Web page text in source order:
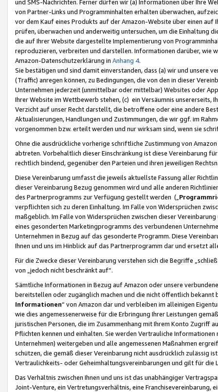
und SMS-Nachrichten. Ferner dürfen wir (a) Informationen über Ihre
von Partner-Links und Programminhalten erhalten überwachen,
vor dem Kauf eines Produkts auf der Amazon-Website über einen
prüfen, überwachen und anderweitig untersuchen, um die Einhaltung
die auf Ihrer Website dargestellte Implementierung von
reproduzieren, verbreiten und darstellen. Informationen darüber, wie
Amazon-Datenschutzerklärung in Anhang 4.
Sie bestätigen und sind damit einverstanden, dass (a) wir und
(Traffic) anregen können, zu Bedingungen, die von den in dieser
Unternehmen jederzeit (unmittelbar oder mittelbar) Websites oder
Ihrer Website im Wettbewerb stehen, (c) ein Versäumnis unsererseits,
Verzicht auf unser Recht darstellt, die betroffene oder eine andere
Aktualisierungen, Handlungen und Zustimmungen, die wir ggf. im
vorgenommen bzw. erteilt werden und nur wirksam sind, wenn sie
Ohne die ausdrückliche vorherige schriftliche Zustimmung von
abtreten. Vorbehaltlich dieser Einschränkung ist diese Vereinbarung
rechtlich bindend, gegenüber den Parteien und ihren jeweiligen
Diese Vereinbarung umfasst die jeweils aktuellste Fassung aller
dieser Vereinbarung Bezug genommen wird und alle anderen
des Partnerprogramms zur Verfügung gestellt werden („
verpflichten sich zu deren Einhaltung. Im Falle von Widersprüchen
maßgeblich. Im Falle von Widersprüchen zwischen dieser
eines gesonderten Marketingprogramms des verbundenen
Unternehmen in Bezug auf das gesonderte Programm. Diese
Ihnen und uns im Hinblick auf das Partnerprogramm dar und ersetzt
Für die Zwecke dieser Vereinbarung verstehen sich die Begriffe
von „jedoch nicht beschränkt auf“.
Sämtliche Informationen in Bezug auf Amazon oder unsere
bereitstellen oder zugänglich machen und die nicht öffentlich
Informationen“ von Amazon dar und verbleiben im alleinigen
wie dies angemessenerweise für die Erbringung Ihrer Leistungen
juristischen Personen, die im Zusammenhang mit Ihrem Konto
Pflichten kennen und einhalten. Sie werden Vertrauliche
Unternehmen) weitergeben und alle angemessenen Maßnahmen
schützen, die gemäß dieser Vereinbarung nicht ausdrücklich zulässig
Vertraulichkeits- oder Geheimhaltungsvereinbarungen und gilt für die
Das Verhältnis zwischen Ihnen und uns ist das unabhängiger
Joint-Venture, ein Vertretungsverhältnis, eine Franchisevereinbarung,